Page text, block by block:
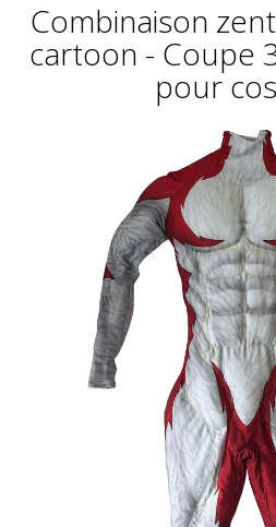
Combinaison
cartoon - Coupe
pour